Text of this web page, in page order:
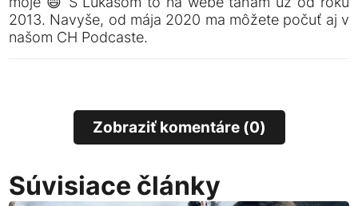
2013. Navyše, od mája 2020 ma môžete počuť aj v
našom CH Podcaste.
Zobraziť komentáre (0)
Súvisiace články